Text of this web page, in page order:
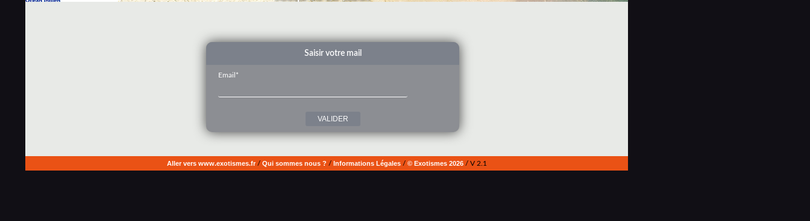
Saisir votre mail
Email*
Aller vers www.exotismes.fr/ Qui sommes nous ? / Informations Légales/ © Exotismes 2026/ V 2.1